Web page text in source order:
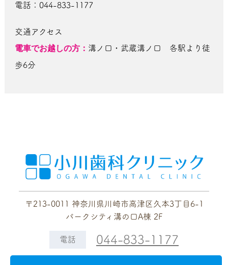
電話：044-833-1177
交通アクセス
電車でお越しの方： 溝ノ口・武蔵溝ノ口 各駅より徒
歩6分
〒213-0011 神奈川県川崎市高津区久本3丁目6-1
パークシティ溝の口A棟 2F
電話 044-833-1177